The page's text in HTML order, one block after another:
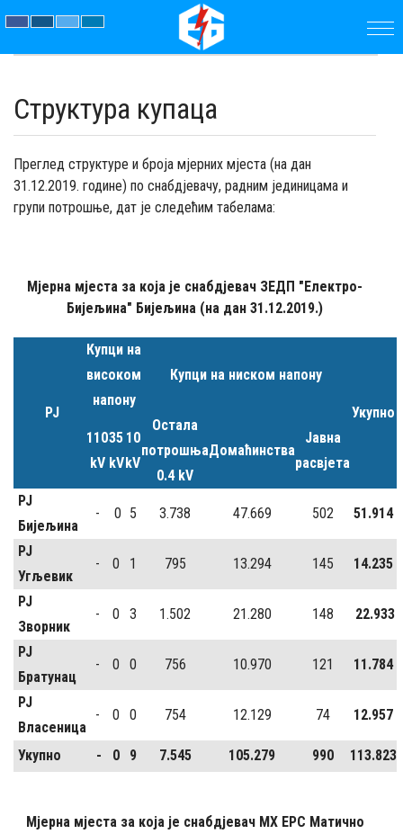
ПРЕДУЗЕЋЕ
ПАРАМЕТРИ
АКТУЕЛНОСТИ
НАБАВКЕ
ДОКУМЕНТИ
КОНТАКТ
Структура купаца
Преглед структуре и броја мјерних мјеста (на дан
31.12.2019. године) по снабдјевачу, радним јединицама и
групи потрошње, дат је следећим табелама:
Мјерна мјеста за која је снабдјевач ЗЕДП "Електро-
Бијељина" Бијељина (на дан 31.12.2019.)
РЈ
Купци на
високом
напону
Купци на ниском напону
Укупно
110
kV
35
kV
10
kV
Остала
потрошња
0.4 kV
Домаћинства
Јавна
расвјета
РЈ
Бијељина
- 0 5 3.738 47.669 502 51.914
РЈ
Угљевик
- 0 1 795 13.294 145 14.235
РЈ
Зворник
- 0 3 1.502 21.280 148 22.933
РЈ
Братунац
- 0 0 756 10.970 121 11.784
РЈ
Власеница
- 0 0 754 12.129 74 12.957
Укупно - 0 9 7.545 105.279 990 113.823
Мјерна мјеста за која је снабдјевач МХ ЕРС Матично